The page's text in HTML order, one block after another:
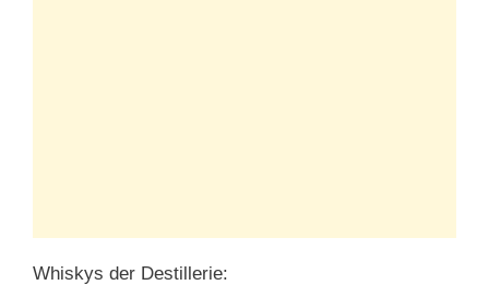
Whiskys der Destillerie: